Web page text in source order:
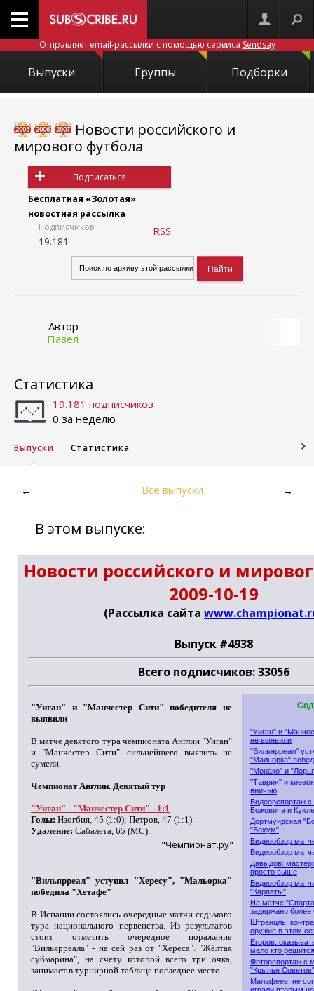
Отправляет email-рассылки с помощью сервиса Sendsay
Выпуски Группы Подборки
Новости российского и
мирового футбола
Подписаться
Бесплатная «Золотая»
новостная рассылка
Подписчиков
19.181
RSS
Автор
Павел
Статистика
19.181 подписчиков
0 за неделю
Выпуски Статистика
← Все выпуски →
В этом выпуске:
Новости российского и
2009-10-19
(Рассылка сайта
Выпуск #4938
Всего подписчиков: 33056
"Уиган" и "Манчестер Сити" победителя не
выявили
В матче девятого тура чемпионата Англии "Уиган"
и "Манчестер Сити" сильнейшего выявить не
сумели.
Чемпионат Англии. Девятый тур
"Уиган" - "Манчестер Сити" - 1:1
Голы: Нзогбия, 45 (1:0); Петров, 47 (1:1).
Удаление: Сабалета, 65 (МС).
"Чемпионат.ру"
"Вильярреал" уступил "Хересу", "Мальорка"
победила "Хетафе"
В Испании состоялись очередные матчи седьмого
тура национального первенства. Из результатов
стоит отметить очередное поражение
"Вильярреала" - на сей раз от "Хереса". "Жёлтая
субмарина", на счету которой всего три очка,
занимает в турнирной таблице последнее место.
"Уиган" и
не выявили
"Вильярреал"
"Мальорка"
"Монако" и
"Таврия" и
вничью
Видеорепортаж
Божовича и
Дортмундская
"Бохум"
Видеообзор
Видеообзор
Давыдов:
просто выше
Видеообзор
"Карпаты"
На матче
задержано
Штранцль:
оружие в этом
Егоров:
мало кто решится
Фоторепортаж с
"Крылья Советов"
Малафеев: не